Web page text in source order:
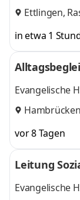
Ettlingen,
in etwa 1
Evangelische
Hambrücken
vor 8 Tagen
Leitung
Evangelische